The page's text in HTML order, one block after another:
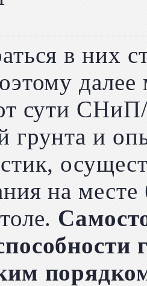
в них
сути
грунта и
на